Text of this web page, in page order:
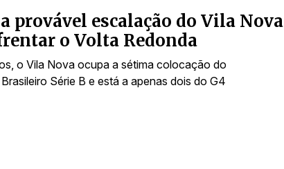
provável escalação do Vila Nova
o Volta Redonda
o Vila Nova ocupa a sétima colocação do
Série B e está a apenas dois do G4